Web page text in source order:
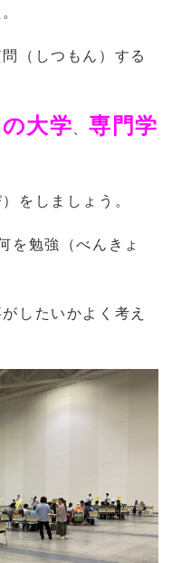
（しつもん）する
大学、専門学
をしましょう。
を勉強（べんきょ
したいかよく考え